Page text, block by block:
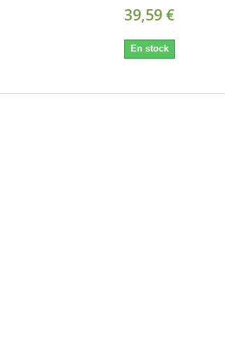
39,59 €
En stock